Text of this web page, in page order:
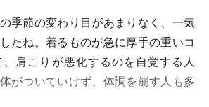
季節の変わり目があまりなく、一気
たね。着るものが急に厚手の重いコ
肩こりが悪化するのを自覚する人
がついていけず、体調を崩す人も多